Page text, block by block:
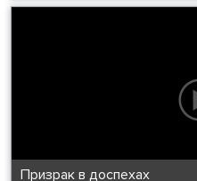
Призрак в доспехах